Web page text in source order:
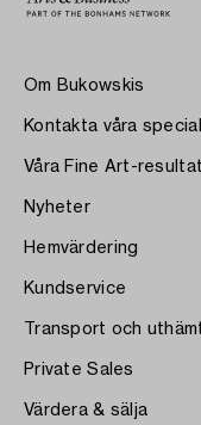
Om Bukowskis
Kontakta våra
Våra Fine Art-resultat
Nyheter
Hemvärdering
Kundservice
Transport och
Private Sales
Värdera & sälja